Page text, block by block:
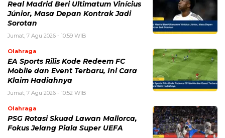
Real Madrid Beri Ultimatum Vinícius
Júnior, Masa Depan Kontrak Jadi
Sorotan
Jumat, 7 Agu 2026 - 10:59 WIB
Olahraga
EA Sports Rilis Kode Redeem FC
Mobile dan Event Terbaru, Ini Cara
Klaim Hadiahnya
Jumat, 7 Agu 2026 - 10:52 WIB
Olahraga
PSG Rotasi Skuad Lawan Mallorca,
Fokus Jelang Piala Super UEFA